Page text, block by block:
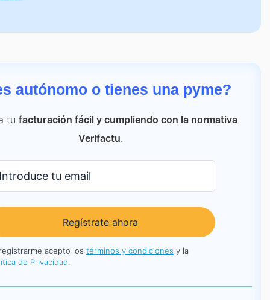
autónomo o tienes una pyme?
tu facturación fácil y cumpliendo con la normativa
Verifactu.
Regístrate ahora
acepto los términos y condiciones y la
de Privacidad.